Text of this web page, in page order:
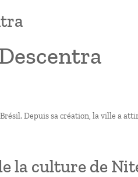
Depuis sa création, la ville a
la culture de